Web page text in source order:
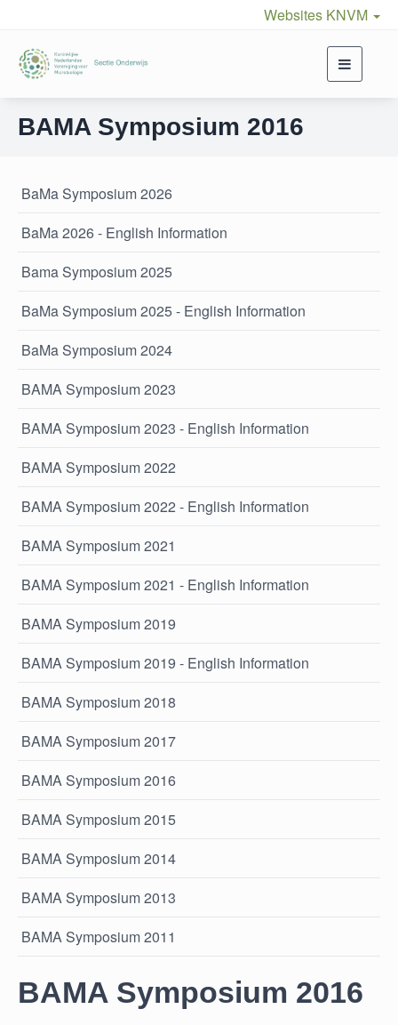
Websites KNVM
Toggle
BAMA Symposium 2016
BaMa Symposium 2026
BaMa 2026 - English Information
Bama Symposium 2025
BaMa Symposium 2025 - English Information
BaMa Symposium 2024
BAMA Symposium 2023
BAMA Symposium 2023 - English Information
BAMA Symposium 2022
BAMA Symposium 2022 - English Information
BAMA Symposium 2021
BAMA Symposium 2021 - English Information
BAMA Symposium 2019
BAMA Symposium 2019 - English Information
BAMA Symposium 2018
BAMA Symposium 2017
BAMA Symposium 2016
BAMA Symposium 2015
BAMA Symposium 2014
BAMA Symposium 2013
BAMA Symposium 2011
BAMA Symposium 2016